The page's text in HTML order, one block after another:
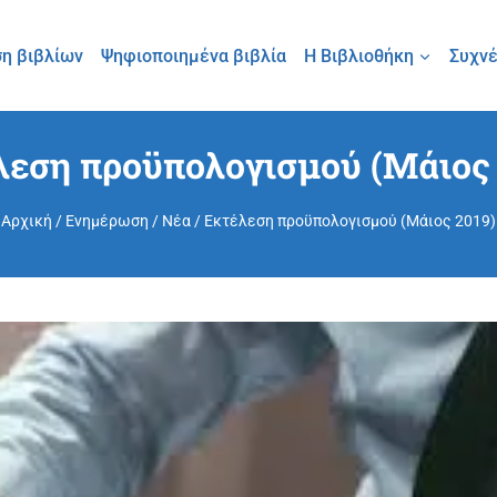
βιβλίων Ψηφιοποιημένα βιβλία Η Βιβλιοθήκη
προϋπολογισμού (Μάιος
Αρχική / Ενημέρωση / Νέα/ Εκτέλεση προϋπολογισμού (Μάιος 2019)